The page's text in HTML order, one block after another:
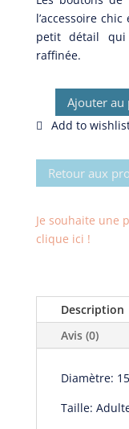
l’accessoire
petit détail
raffinée.
quantité
de
manchette
Ajouter au
Retour aux
Je souhaite une
clique ici !
Description
Avis (0)
Diamètre:
Taille: